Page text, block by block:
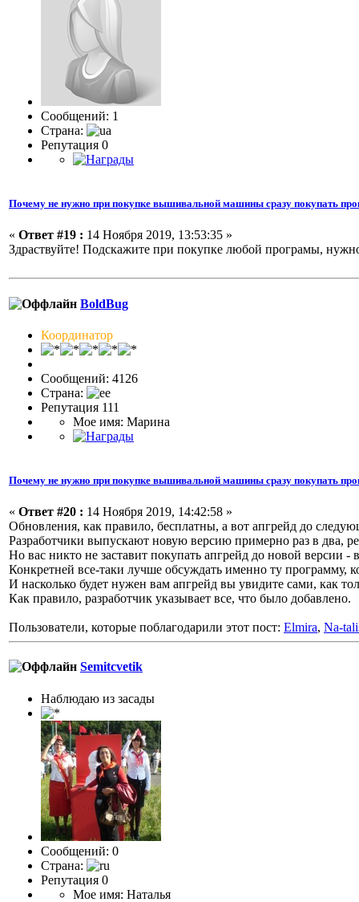
Сообщений: 1
Страна:
Репутация 0
Почему не нужно при покупке вышивальной машины сразу покупать
« Ответ #19 : 14 Ноября 2019, 13:53:35 »
Здраствуйте! Подскажите при покупке любой програмы,
BoldBug
Координатор
Сообщений: 4126
Страна:
Репутация 111
Мое имя: Марина
Почему не нужно при покупке вышивальной машины сразу покупать
« Ответ #20 : 14 Ноября 2019, 14:42:58 »
Обновления, как правило, бесплатны, а вот апгрейд до
Разработчики выпускают новую версию примерно раз в два,
Но вас никто не заставит покупать апгрейд до новой версии
Конкретней все-таки лучше обсуждать именно ту программу,
И насколько будет нужен вам апгрейд вы увидите сами, как
Как правило, разработчик указывает все, что было добавлено.
Пользователи, которые поблагодарили этот пост: Elmira, Na-
Semitcvetik
Наблюдаю из засады
Сообщений: 0
Страна:
Репутация 0
Мое имя: Наталья